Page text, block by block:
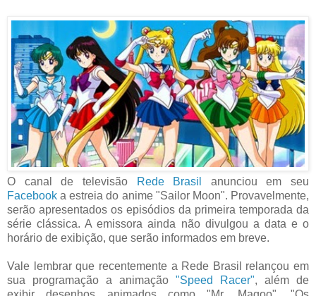
O canal de televisão Rede Brasil
anunciou em seu
Facebook a estreia do anime "Sailor Moon". Provavelmente,
serão apresentados os episódios da primeira temporada da
série clássica. A emissora ainda não divulgou a data e o
horário de exibição, que serão informados em breve.
Vale lembrar que recentemente a Rede Brasil relançou em
sua programação a animação "Speed Racer", além de